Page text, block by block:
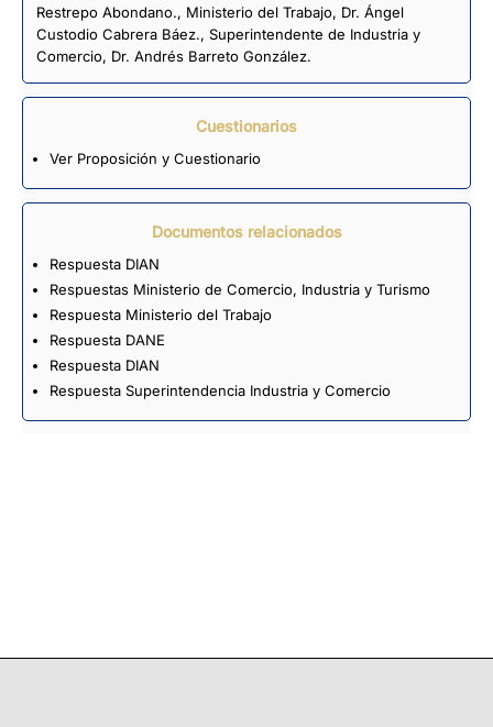
Restrepo Abondano., Ministerio del Trabajo, Dr. Ángel
Custodio Cabrera Báez., Superintendente de Industria y
Comercio, Dr. Andrés Barreto González.
Cuestionarios
Ver Proposición y Cuestionario
Documentos relacionados
Respuesta DIAN
Respuestas Ministerio de Comercio, Industria y Turismo
Respuesta Ministerio del Trabajo
Respuesta DANE
Respuesta DIAN
Respuesta Superintendencia Industria y Comercio